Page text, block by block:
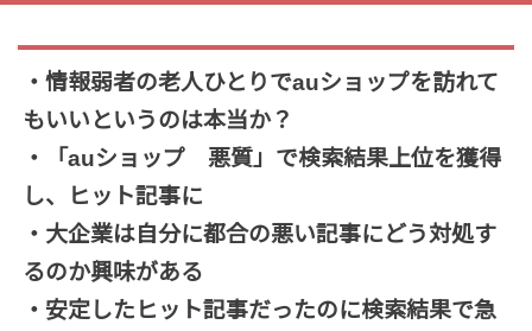
・情報弱者の老人ひとりでauショップを訪れて
もいいというのは本当か？
・「auショップ 悪質」で検索結果上位を獲得
し、ヒット記事に
・大企業は自分に都合の悪い記事にどう対処す
るのか興味がある
・安定したヒット記事だったのに検索結果で急